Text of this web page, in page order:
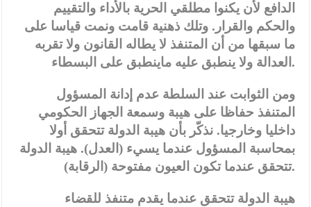
الملك يتلقى اتصالا هاتفيا من العاهل البحريني
القاضي محمود أحمد فريحات.. مبارك ومزيدا من التوفيق
الدافع لأن يكنوا مطلقي الحرية بالأداء والتقييم
والحكم والقرار. وتلك ذهنية قامت ونمت قياسا على
ما سبقها من أن المتنفذ لا يطاله القانون ولا تقربه
العدالة ولا ينطبق عليه ماينطبق على البسطاء.
ومن الثوابت عند السلطة عدم إدانة المسؤول
المتنفذ حفاظا على هيبة وسمعة الجهاز الحكومي
داخليا وخارجيا. نذكّر بأن هيبة الدولة تتحقق أولا
بمحاسبة المسؤول عندما يسيء (العدل). هيبة الدولة
تتحقق عندما تكون العيون مفتوحة (الرقابة).
هيبة الدولة تتحقق عندما يقدم متنفذ للقضاء